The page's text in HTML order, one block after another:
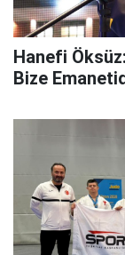
Hanefi
Bize